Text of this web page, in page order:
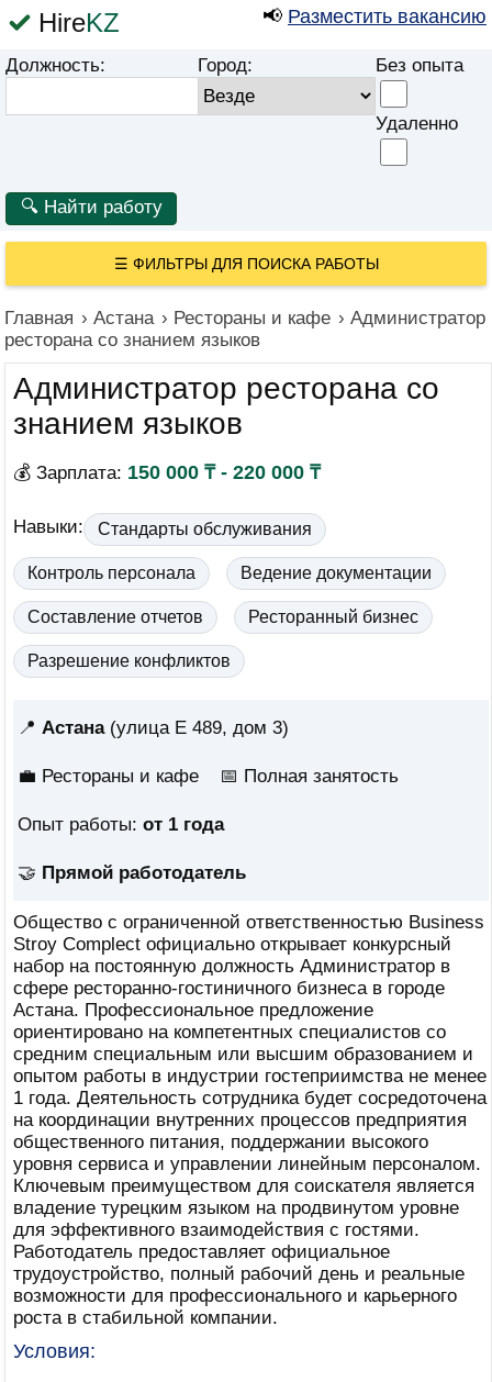
HireKZ 📢 Разместить вакансию
Должность: Город: Без опыта
Удаленно
☰ ФИЛЬТРЫ ДЛЯ ПОИСКА РАБОТЫ
Главная › Астана › Рестораны и кафе › Администратор
ресторана со знанием языков
Администратор ресторана со
знанием языков
💰 Зарплата: 150 000 ₸ - 220 000 ₸
Навыки: Стандарты обслуживания
Контроль персонала Ведение документации
Составление отчетов Ресторанный бизнес
Разрешение конфликтов
📍 Астана(улица Е 489, дом 3)
💼 Рестораны и кафе 📅 Полная занятость
Опыт работы: от 1 года
🤝 Прямой работодатель
Общество с ограниченной ответственностью Business
Stroy Complect официально открывает конкурсный
набор на постоянную должность Администратор в
сфере ресторанно-гостиничного бизнеса в городе
Астана. Профессиональное предложение
ориентировано на компетентных специалистов со
средним специальным или высшим образованием и
опытом работы в индустрии гостеприимства не менее
1 года. Деятельность сотрудника будет сосредоточена
на координации внутренних процессов предприятия
общественного питания, поддержании высокого
уровня сервиса и управлении линейным персоналом.
Ключевым преимуществом для соискателя является
владение турецким языком на продвинутом уровне
для эффективного взаимодействия с гостями.
Работодатель предоставляет официальное
трудоустройство, полный рабочий день и реальные
возможности для профессионального и карьерного
роста в стабильной компании.
Условия: